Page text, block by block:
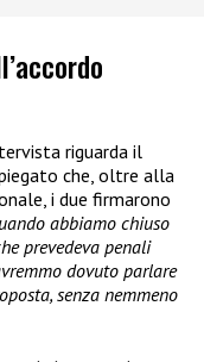
riguarda il
che, oltre alla
i due firmarono
abbiamo chiuso
prevedeva penali
dovuto parlare
senza nemmeno